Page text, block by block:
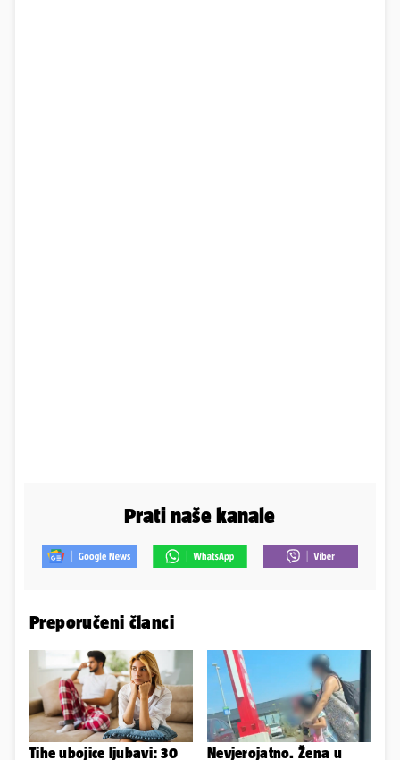
Prati naše kanale
Preporučeni članci
Tihe ubojice ljubavi: 30 Nevjerojatno. Žena u